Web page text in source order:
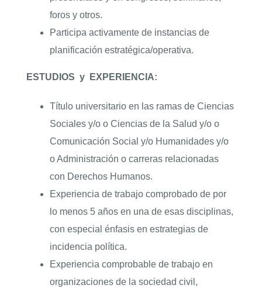
foros y otros.
Participa activamente de instancias de
planificación estratégica/operativa.
ESTUDIOS y EXPERIENCIA:
Título universitario en las ramas de Ciencias
Sociales y/o o Ciencias de la Salud y/o o
Comunicación Social y/o Humanidades y/o
o Administración o carreras relacionadas
con Derechos Humanos.
Experiencia de trabajo comprobado de por
lo menos 5 años en una de esas disciplinas,
con especial énfasis en estrategias de
incidencia política.
Experiencia comprobable de trabajo en
organizaciones de la sociedad civil,